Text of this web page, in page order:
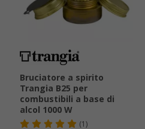
Bruciatore a spirito
Trangia B25 per
combustibili a base di
alcol 1000 W
(1)